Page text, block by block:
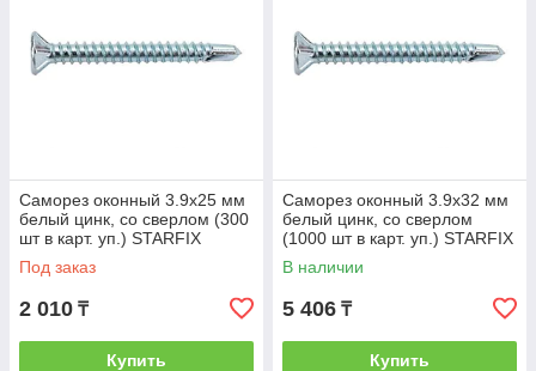
Саморез оконный 3.9х25 мм
белый цинк, со сверлом (300
шт в карт. уп.) STARFIX
(STARFIX) (SMC1-80888-300)
Под заказ
2 010 ₸
Купить
Саморез оконный 3.9х32 мм
белый цинк, со сверлом
(1000 шт в карт. уп.) STARFIX
(STARFIX) (SMC3-80895-
1000)
В наличии
5 406 ₸
Купить